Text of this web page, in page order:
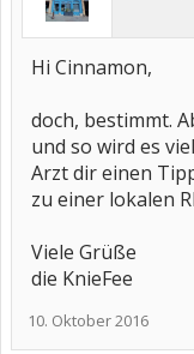
Hi Cinnamon,
doch, bestimmt.
und so wird es
Arzt dir einen
zu einer lokalen
Viele Grüße
die KnieFee
10. Oktober 2016